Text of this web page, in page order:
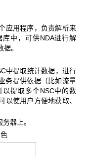
应用程序，负责解析来
库中，可供NDA进行解
。
中提取统计数据，进行
务提供依据（比如流量
提取多个NSC中的数
以使用户方便地获取、
器上。